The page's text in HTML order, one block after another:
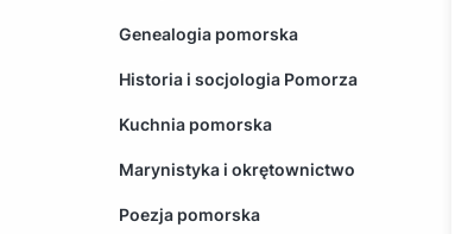
Genealogia pomorska
Historia i socjologia Pomorza
Kuchnia pomorska
Marynistyka i okrętownictwo
Poezja pomorska